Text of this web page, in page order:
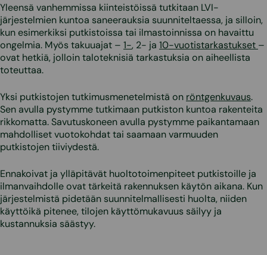
Yleensä vanhemmissa kiinteistöissä tutkitaan LVI-
järjestelmien kuntoa saneerauksia suunniteltaessa, ja silloin,
kun esimerkiksi putkistoissa tai ilmastoinnissa on havaittu
ongelmia. Myös takuuajat – 1-, 2- ja 10-vuotistarkastukset –
ovat hetkiä, jolloin taloteknisiä tarkastuksia on aiheellista
toteuttaa.
Yksi putkistojen tutkimusmenetelmistä on röntgenkuvaus.
Sen avulla pystymme tutkimaan putkiston kuntoa rakenteita
rikkomatta. Savutuskoneen avulla pystymme paikantamaan
mahdolliset vuotokohdat tai saamaan varmuuden
putkistojen tiiviydestä.
Ennakoivat ja ylläpitävät huoltotoimenpiteet putkistoille ja
ilmanvaihdolle ovat tärkeitä rakennuksen käytön aikana. Kun
järjestelmistä pidetään suunnitelmallisesti huolta, niiden
käyttöikä pitenee, tilojen käyttömukavuus säilyy ja
kustannuksia säästyy.